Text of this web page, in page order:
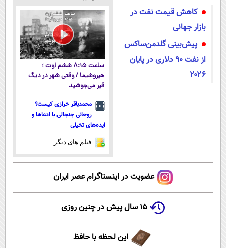
معتبر
نزدیکت
کاهش قیمت نفت در
بازار جهانی
پیش‌بینی گلدمن‌ساکس
از نفت ۹۰ دلاری در پایان
۲۰۲۶
ساعت ۸:۱۵ ششم اوت ؛
هیروشیما / وقتی شهر در دیگ
قیر می‌جوشید
محمدباقر خرازی کیست؟
روحانی جنجالی با ادعاها و
ایده‌های تخیلی
فیلم های دیگر
عضویت در اینستاگرام عصر ایران
۱۵ سال پیش در چنین روزی
این لحظه با حافظ